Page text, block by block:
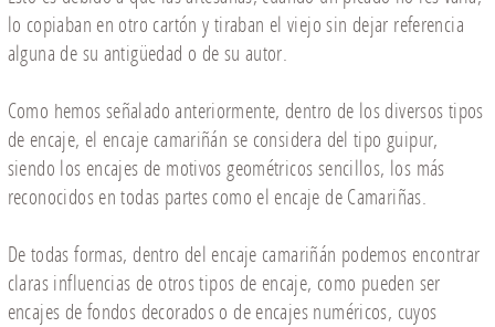
lo copiaban en otro cartón y tiraban el viejo sin dejar referencia
alguna de su antigüedad o de su autor.
Como hemos señalado anteriormente, dentro de los diversos tipos
de encaje, el encaje camariñán se considera del tipo guipur,
siendo los encajes de motivos geométricos sencillos, los más
reconocidos en todas partes como el encaje de Camariñas.
De todas formas, dentro del encaje camariñán podemos encontrar
claras influencias de otros tipos de encaje, como pueden ser
encajes de fondos decorados o de encajes numéricos, cuyos